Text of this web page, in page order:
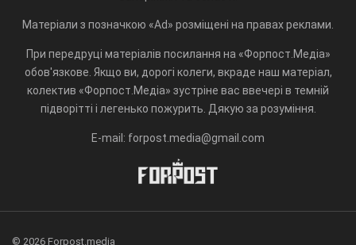
Матеріали з позначкою «Ad» розміщені на правах реклами.
При передруці матеріалів посилання на «Форпост.Медіа»
обов'язкове. Якщо ви, дорогі колеги, вкраде наш матеріал,
колектив «Форпост.Медіа» зустріне вас ввечері в темній
підворітті і легенько пожурить. Дякую за розуміння.
E-mail: forpost.media@gmail.com
© 2026 Forpost.media